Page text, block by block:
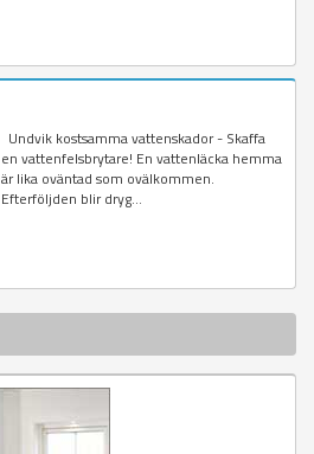
Undvik kostsamma vattenskador - Skaffa
en vattenfelsbrytare! En vattenläcka hemma
är lika oväntad som ovälkommen.
Efterföljden blir dryg...